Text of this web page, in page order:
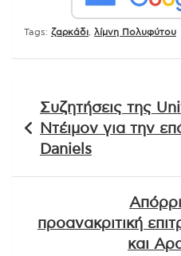
Tags: ζαρκάδι λίμνη Πολυφύτου
άρθρων
Συζητήσεις της
Ντέιμον για την
Daniels
προανακριτική
και